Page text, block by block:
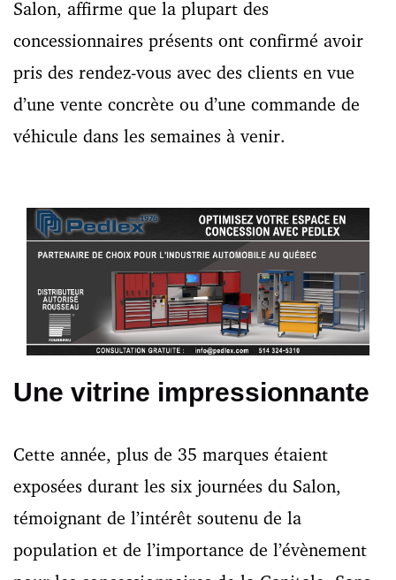
Salon, affirme que la plupart des
concessionnaires présents ont confirmé avoir
pris des rendez-vous avec des clients en vue
d’une vente concrète ou d’une commande de
véhicule dans les semaines à venir.
Une vitrine impressionnante
Cette année, plus de 35 marques étaient
exposées durant les six journées du Salon,
témoignant de l’intérêt soutenu de la
population et de l’importance de l’évènement